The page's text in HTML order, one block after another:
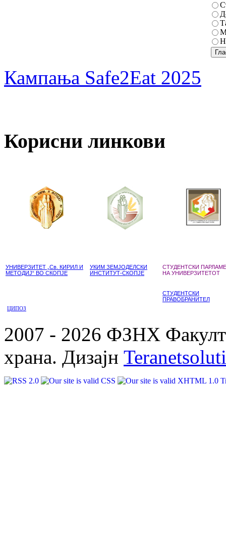
Кампања Safe2Eat 2025
Корисни линкови
УНИВЕРЗИТЕТ „Св. КИРИЛ И
МЕТОДИЈ“ ВО СКОПЈЕ
УКИМ ЗЕМЈОДЕЛСКИ
ИНСТИТУТ-СКОПЈЕ
СТУДЕНТСКИ
НА УНИВЕРЗИТЕТОТ
СТУДЕНТСКИ
ПРАВОБРАНИТЕЛ
ЦИПОЗ
2007 - 2026 ФЗНХ
храна. Дизајн